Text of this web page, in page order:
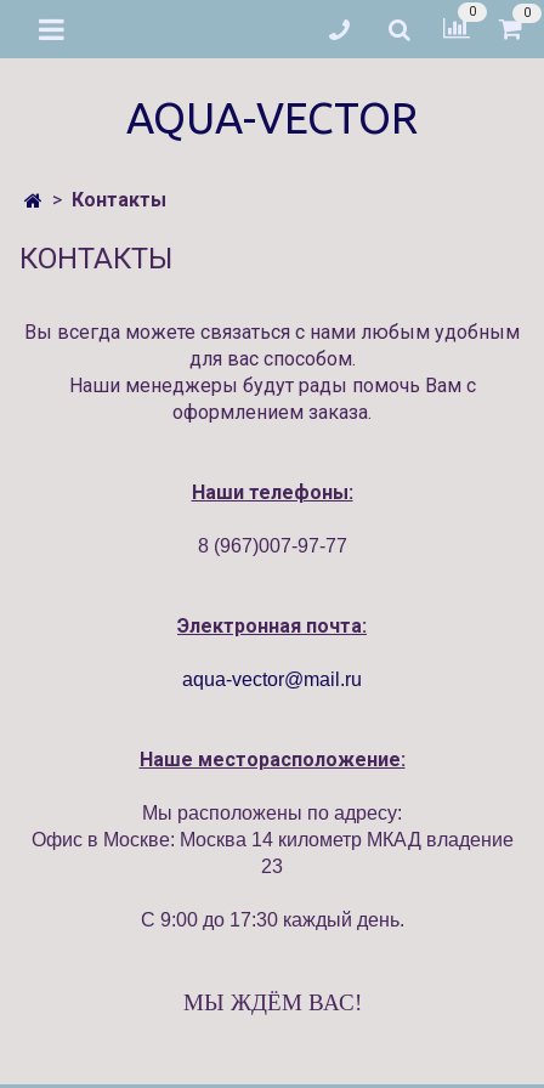
0 0
AQUA-VECTOR
Контакты
КОНТАКТЫ
Вы всегда можете связаться с нами любым удобным
для вас способом.
Наши менеджеры будут рады помочь Вам с
оформлением заказа.
Наши телефоны:
8 (967)007-97-77
Электронная почта:
aqua-vector@mail.ru
Наше месторасположение:
Мы расположены по адресу:
Офис в Москве: Москва 14 километр МКАД владение
23
С 9:00 до 17:30 каждый день.
МЫ ЖДЁМ ВАС!